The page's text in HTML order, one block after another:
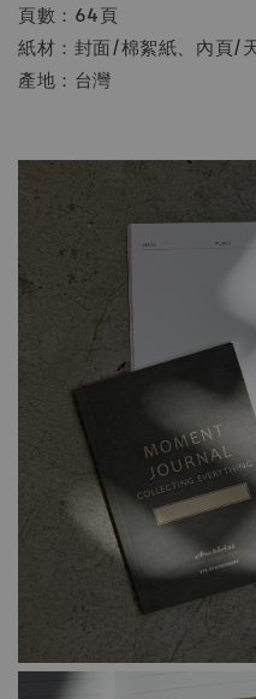
頁數：64頁
紙材：封面/棉絮紙、內頁/
產地：台灣